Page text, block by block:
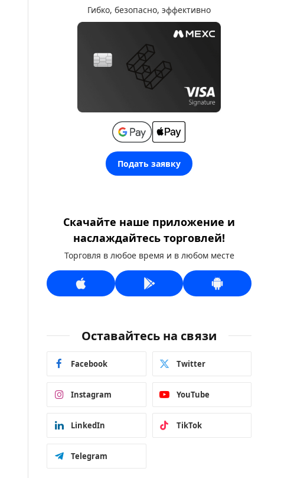
Гибко, безопасно, эффективно
Подать заявку
Скачайте наше приложение и
наслаждайтесь торговлей!
Торговля в любое время и в любом месте
Оставайтесь на связи
Facebook Twitter
Instagram YouTube
LinkedIn TikTok
Telegram